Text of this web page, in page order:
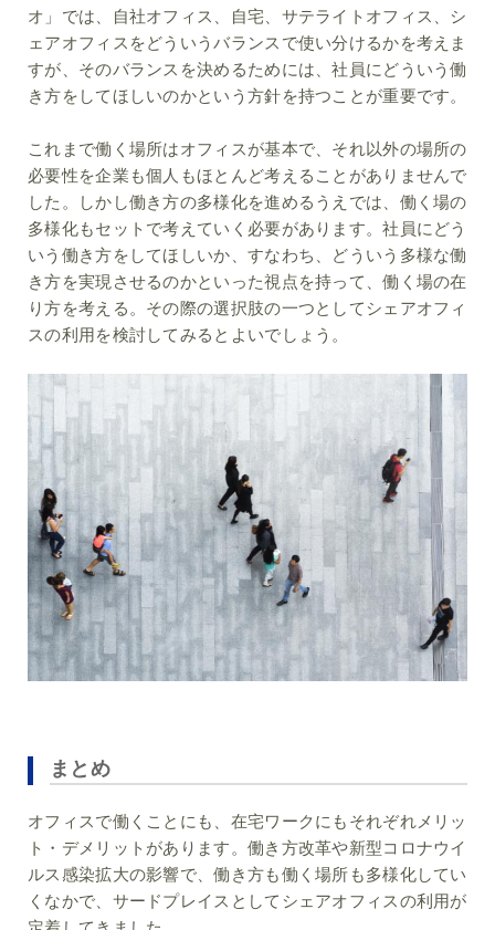
オ」では、自社オフィス、自宅、サテライトオフィス、シ
ェアオフィスをどういうバランスで使い分けるかを考えま
すが、そのバランスを決めるためには、社員にどういう働
き方をしてほしいのかという方針を持つことが重要です。
これまで働く場所はオフィスが基本で、それ以外の場所の
必要性を企業も個人もほとんど考えることがありませんで
した。しかし働き方の多様化を進めるうえでは、働く場の
多様化もセットで考えていく必要があります。社員にどう
いう働き方をしてほしいか、すなわち、どういう多様な働
き方を実現させるのかといった視点を持って、働く場の在
り方を考える。その際の選択肢の一つとしてシェアオフィ
スの利用を検討してみるとよいでしょう。
まとめ
オフィスで働くことにも、在宅ワークにもそれぞれメリッ
ト・デメリットがあります。働き方改革や新型コロナウイ
ルス感染拡大の影響で、働き方も働く場所も多様化してい
くなかで、サードプレイスとしてシェアオフィスの利用が